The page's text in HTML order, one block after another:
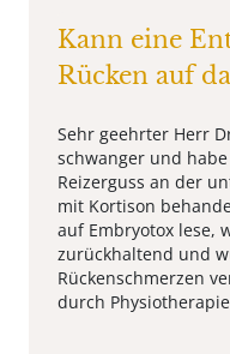
Kann eine
Rücken auf
Sehr geehrter Herr
schwanger und
Reizerguss an der
mit Kortison
auf Embryotox lese,
zurückhaltend und
Rückenschmerzen
durch